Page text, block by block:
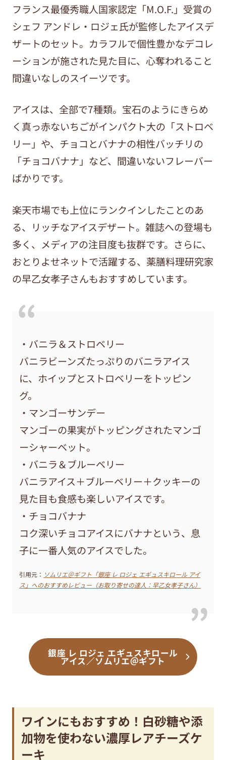
フランス最優秀職人国家認定「M.O.F.」受賞の
シェフ アンドレ・ロジェ氏が監修したアイスデ
ザートのセット。カラフルで個性豊かなデコレ
ーションが施された見た目に、心奪われること
間違いなしのスイーツです。
アイスは、全部で7種類。宝石のようにきらめ
く真っ赤ないちごがインパクト大の「ストロベ
リー」や、チョコとバナナの相性バッチリの
「チョコバナナ」など、間違いないフレーバー
ばかりです。
楽天市場でも上位にランクインしたことのあ
る、リッチなアイスデザート。雑誌への登場も
多く、メディアの注目度も抜群です。さらに、
おとりよせネットで活躍する、薬膳料理研究家
の早乙女孝子さんもおすすめしています。
・バニラ＆ストロベリー
バニラビーンズたっぷりのバニラアイス
に、ホイップとストロベリーをトッピン
グ。
・マンゴーサンデー
マンゴーの果実がトッピングされたマンゴ
ーシャーベット。
・バニラ＆ブルーベリー
バニラアイス＋ブルーベリー＋クッキーの
見た目も食感も楽しいアイスです。
・チョコバナナ
コク深いチョコアイスにバナナという、息
子に一番人気のアイスでした。
引用元： ソムリエ＠ギフト「銀座 レ ロジェ エギュスキロール アイ
ス」へのおすすめレビュー（お取り寄せの達人：早乙女孝子さん）
銀座 レ ロジェ エギュスキロール
アイス／ソムリエ＠ギフト
ワインにもおすすめ！白砂糖や添
加物を使わない濃厚レアチーズケ
ーキ